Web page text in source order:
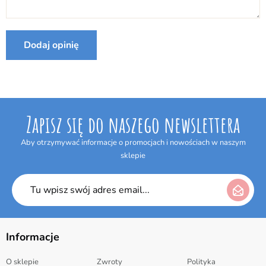
Producent:Small foot
od dnia odebrania przesyłki.
Dodaj opinię
Zapisz się do naszego newslettera
Aby otrzymywać informacje o promocjach i nowościach w naszym
sklepie
Informacje
O sklepie Zwroty Polityka